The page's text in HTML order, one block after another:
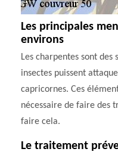
Les principales
environs
Les charpentes sont
insectes puissent
capricornes. Ces
nécessaire de faire des
faire cela.
Le traitement